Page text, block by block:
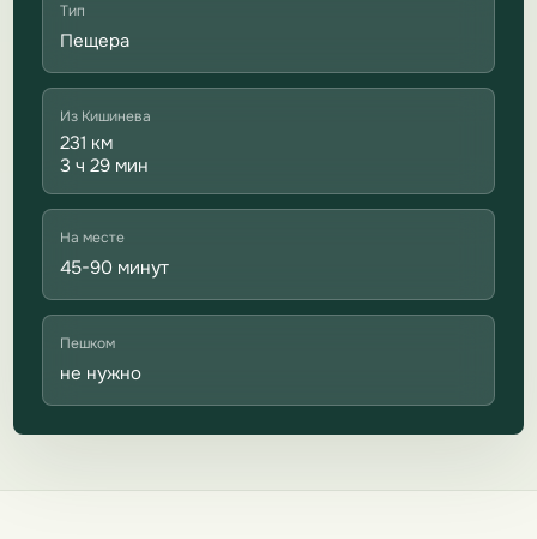
Тип
Пещера
Из Кишинева
231 км
3 ч 29 мин
На месте
45-90 минут
Пешком
не нужно